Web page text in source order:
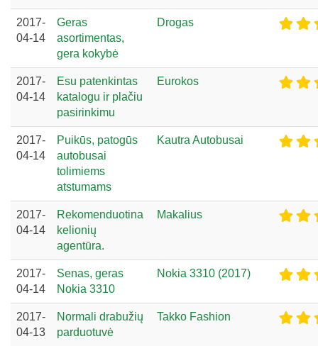
2017-
04-14
Geras
asortimentas,
gera kokybė
Drogas
2017-
04-14
Esu patenkintas
katalogu ir plačiu
pasirinkimu
Eurokos
2017-
04-14
Puikūs, patogūs
autobusai
tolimiems
atstumams
Kautra Autobusai
2017-
04-14
Rekomenduotina
kelionių
agentūra.
Makalius
2017-
04-14
Senas, geras
Nokia 3310
Nokia 3310 (2017)
2017-
04-13
Normali drabužių
parduotuvė
Takko Fashion